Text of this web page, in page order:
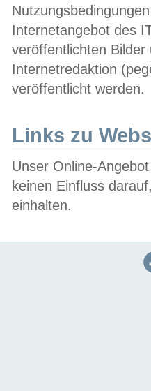
Internetangebot des
veröffentlichten
Internetredaktion
veröffentlicht werden.
Links zu
Unser Online-
keinen Einfluss
einhalten.